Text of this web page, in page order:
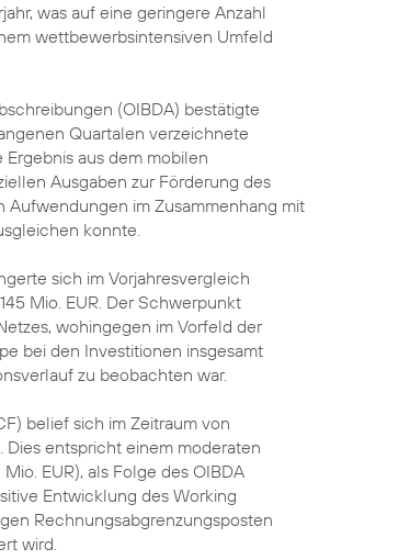
was auf eine geringere Anzahl
wettbewerbsintensiven Umfeld
(OIBDA) bestätigte
Quartalen verzeichnete
Ergebnis aus dem mobilen
Ausgaben zur Förderung des
Aufwendungen im Zusammenhang mit
konnte.
sich im Vorjahresvergleich
Mio. EUR. Der Schwerpunkt
wohingegen im Vorfeld der
bei den Investitionen insgesamt
zu beobachten war.
belief sich im Zeitraum von
Dies entspricht einem moderaten
EUR), als Folge des OIBDA
Entwicklung des Working
Rechnungsabgrenzungsposten
wird.